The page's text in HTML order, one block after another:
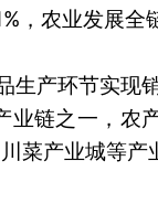
，农业发展全
产环节实现
业链之一，
菜产业城等产